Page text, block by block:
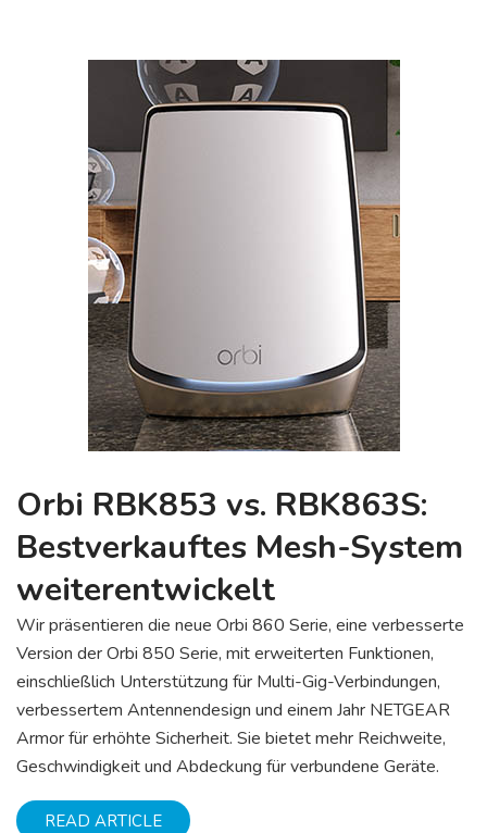
Orbi RBK853 vs. RBK863S:
Bestverkauftes Mesh-System
weiterentwickelt
Wir präsentieren die neue Orbi 860 Serie, eine verbesserte
Version der Orbi 850 Serie, mit erweiterten Funktionen,
einschließlich Unterstützung für Multi-Gig-Verbindungen,
verbessertem Antennendesign und einem Jahr NETGEAR
Armor für erhöhte Sicherheit. Sie bietet mehr Reichweite,
Geschwindigkeit und Abdeckung für verbundene Geräte.
READ ARTICLE